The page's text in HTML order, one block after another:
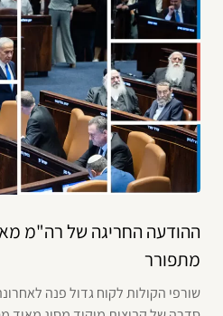
ההודעה החריגה של רה"מ
מתפורר
שורפי הקולות לקוח גדול פנה